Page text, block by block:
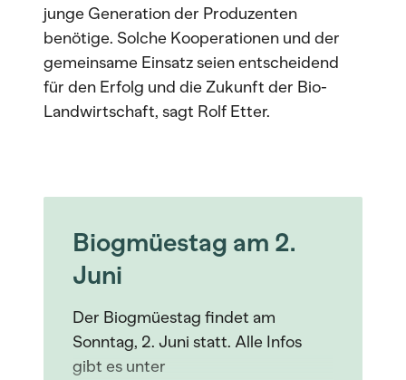
junge Generation der Produzenten
benötige. Solche Kooperationen und der
gemeinsame Einsatz seien entscheidend
für den Erfolg und die Zukunft der Bio-
Landwirtschaft, sagt Rolf Etter.
Biogmüestag am 2.
Juni
Der Biogmüestag findet am
Sonntag, 2. Juni statt. Alle Infos
gibt es unter